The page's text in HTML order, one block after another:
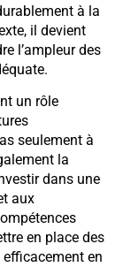
à la
il devient
l’ampleur des
un rôle
seulement à
la
dans une
aux
en place des
en